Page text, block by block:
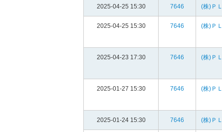
2025-04-25 15:30 7646 (株)Ｐ
2025-04-25 15:30 7646 (株)Ｐ
2025-04-23 17:30 7646 (株)Ｐ
2025-01-27 15:30 7646 (株)Ｐ
2025-01-24 15:30 7646 (株)Ｐ